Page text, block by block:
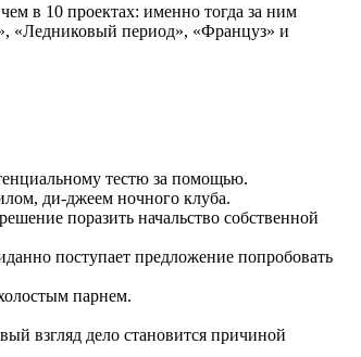
в 10 проектах: именно тогда за ним
«Ледниковый период», «Француз» и
тестю за помощью.
ди-джеем ночного клуба.
поразить начальство собственной
поступает предложение попробовать
парнем.
взгляд дело становится причиной